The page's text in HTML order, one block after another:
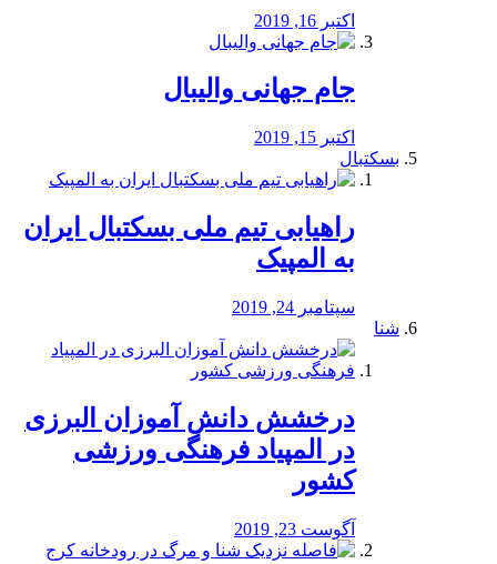
اکتبر 16, 2019
جام جهانی والیبال
اکتبر 15, 2019
بسکتبال
راهیابی تیم ملی بسکتبال ایران
به المپیک
سپتامبر 24, 2019
شنا
درخشش دانش آموزان البرزی
در المپیاد فرهنگی ورزشی
کشور
آگوست 23, 2019